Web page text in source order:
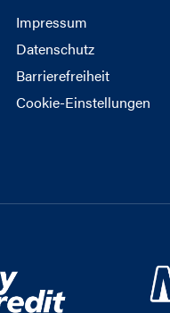
Impressum
Datenschutz
Barrierefreiheit
Cookie-Einstellungen